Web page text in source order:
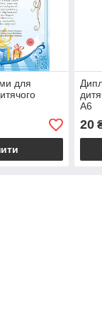
для
А6
20